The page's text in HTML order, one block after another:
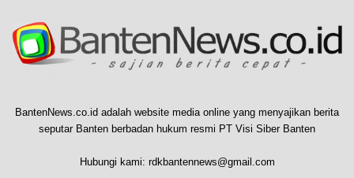
BantenNews.co.id adalah website media online yang menyajikan berita
seputar Banten berbadan hukum resmi PT Visi Siber Banten
Hubungi kami: rdkbantennews@gmail.com